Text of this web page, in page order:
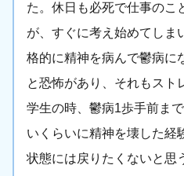
た。休日も必死で仕事のこ
が、すぐに考え始めてしま
格的に精神を病んで鬱病に
と恐怖があり、それもスト
学生の時、鬱病1歩手前ま
いくらいに精神を壊した経
状態には戻りたくないと思